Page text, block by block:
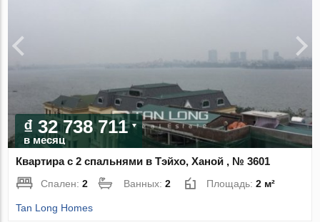
₫ 32 738 711
в месяц
Квартира с 2 спальнями в Тэйхо, Ханой , № 3601
Спален:2 Ванных:2 Площадь:2 м²
Tan Long Homes